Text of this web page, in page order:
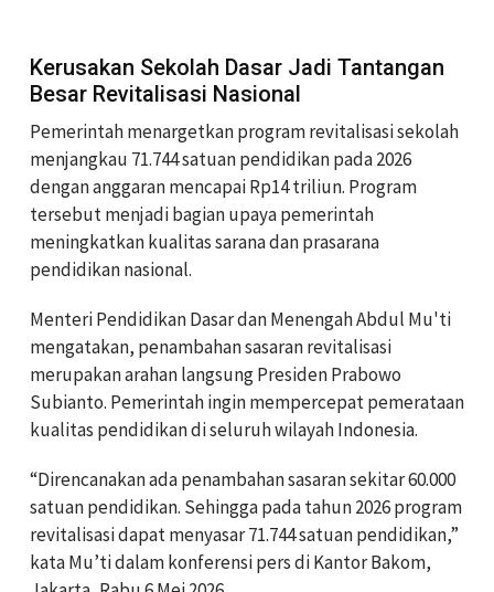
Kerusakan Sekolah Dasar Jadi Tantangan
Besar Revitalisasi Nasional
Pemerintah menargetkan program revitalisasi sekolah
menjangkau 71.744 satuan pendidikan pada 2026
dengan anggaran mencapai Rp14 triliun. Program
tersebut menjadi bagian upaya pemerintah
meningkatkan kualitas sarana dan prasarana
pendidikan nasional.
Menteri Pendidikan Dasar dan Menengah Abdul Mu'ti
mengatakan, penambahan sasaran revitalisasi
merupakan arahan langsung Presiden Prabowo
Subianto. Pemerintah ingin mempercepat pemerataan
kualitas pendidikan di seluruh wilayah Indonesia.
“Direncanakan ada penambahan sasaran sekitar 60.000
satuan pendidikan. Sehingga pada tahun 2026 program
revitalisasi dapat menyasar 71.744 satuan pendidikan,”
kata Mu’ti dalam konferensi pers di Kantor Bakom,